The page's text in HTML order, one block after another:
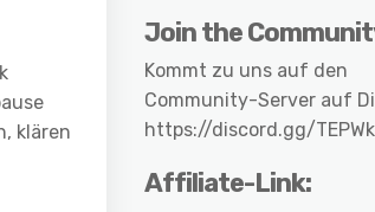
klären
Join the
Kommt zu uns auf den
Community-Server auf
https://discord.gg/
Affiliate-Link: